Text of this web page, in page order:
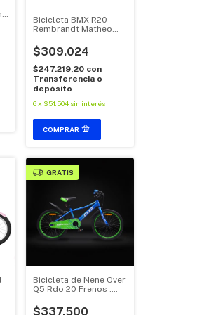
Bicicleta BMX R20
Rembrandt Matheo
$309.024
$247.219,20 con
Transferencia o
depósito
6x $51.504 sin interés
GRATIS
Bicicleta de Nene Over
Q5 Rdo 20 Frenos .
$337.500